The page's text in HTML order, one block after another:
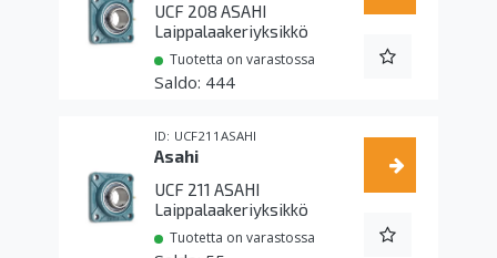
UCF 208 ASAHI
Laippalaakeriyksikkö
Tuotetta on varastossa
444
UCF211ASAHI
Asahi
UCF 211 ASAHI
Laippalaakeriyksikkö
Tuotetta on varastossa